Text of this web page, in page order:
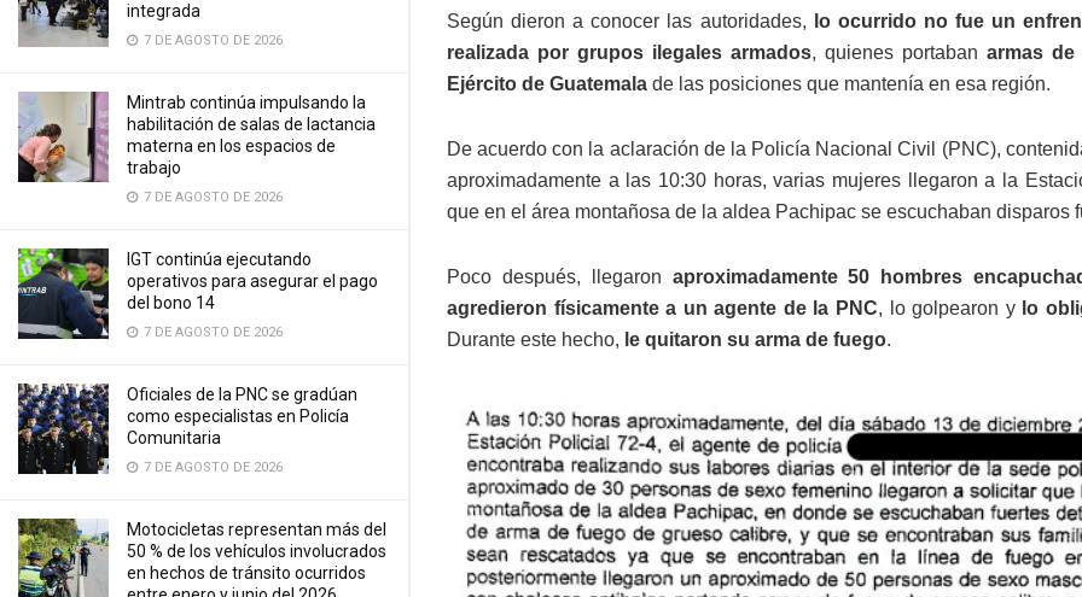
integrada
7 DE AGOSTO DE 2026
Mintrab continúa impulsando la
habilitación de salas de lactancia
materna en los espacios de
trabajo
7 DE AGOSTO DE 2026
IGT continúa ejecutando
operativos para asegurar el pago
del bono 14
7 DE AGOSTO DE 2026
Oficiales de la PNC se gradúan
como especialistas en Policía
Comunitaria
7 DE AGOSTO DE 2026
Motocicletas representan más del
50 % de los vehículos involucrados
en hechos de tránsito ocurridos
Según dieron a conocer las autoridades, lo ocurrido no fue un
realizada por grupos ilegales armados, quienes portaban armas de
Ejército de Guatemala de las posiciones que mantenía en esa región.
De acuerdo con la aclaración de la Policía Nacional Civil (PNC),
aproximadamente a las 10:30 horas, varias mujeres llegaron a la
que en el área montañosa de la aldea Pachipac se escuchaban disparos
Poco después, llegaron aproximadamente 50 hombres
agredieron físicamente a un agente de la PNC, lo golpearon y lo
Durante este hecho, le quitaron su arma de fuego.